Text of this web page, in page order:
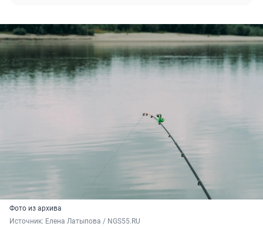
Фото из архива
Источник: Елена Латыпова / NGS55.RU